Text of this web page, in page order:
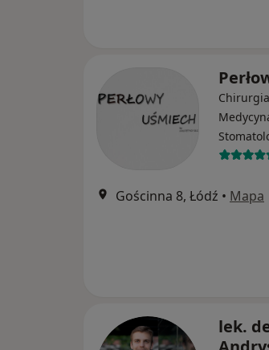
Gościnna 8, Łódź • Mapa
lek.